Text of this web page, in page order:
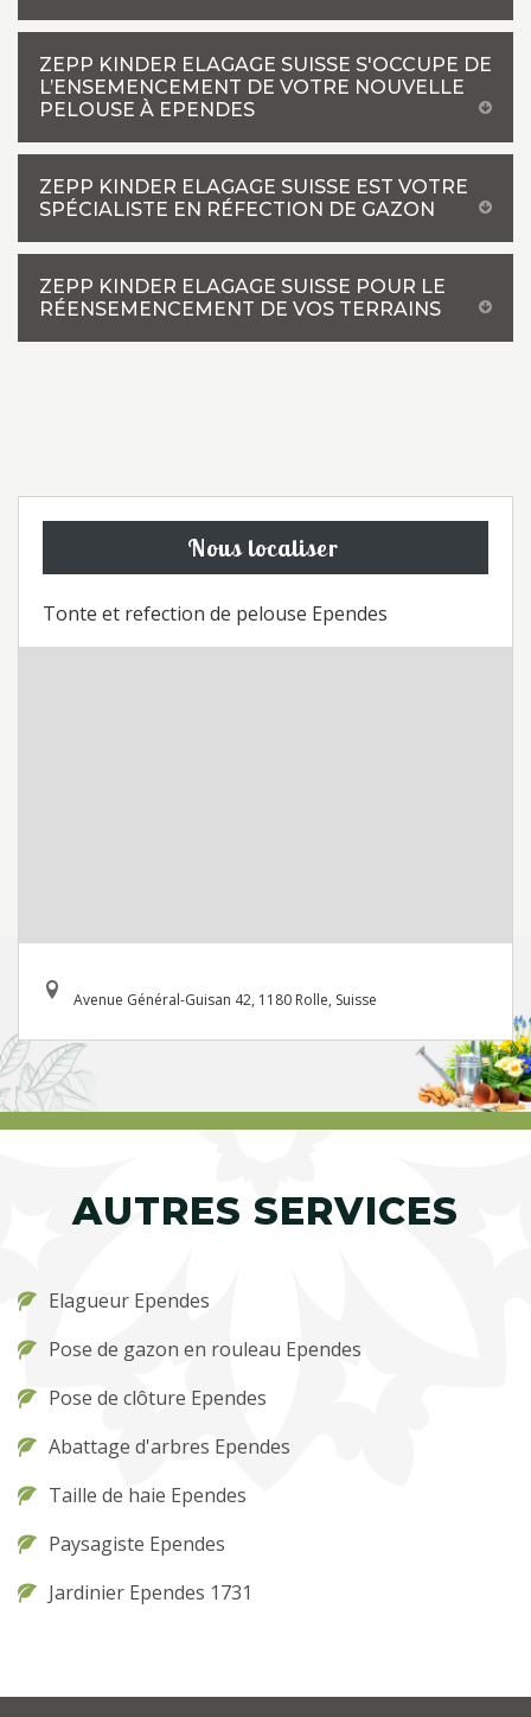
ZEPP KINDER ELAGAGE SUISSE S'OCCUPE DE
L’ENSEMENCEMENT DE VOTRE NOUVELLE
PELOUSE À EPENDES
ZEPP KINDER ELAGAGE SUISSE EST VOTRE
SPÉCIALISTE EN RÉFECTION DE GAZON
ZEPP KINDER ELAGAGE SUISSE POUR LE
RÉENSEMENCEMENT DE VOS TERRAINS
Nous localiser
Tonte et refection de pelouse Ependes
Avenue Général-Guisan 42, 1180 Rolle, Suisse
AUTRES SERVICES
Elagueur Ependes
Pose de gazon en rouleau Ependes
Pose de clôture Ependes
Abattage d'arbres Ependes
Taille de haie Ependes
Paysagiste Ependes
Jardinier Ependes 1731